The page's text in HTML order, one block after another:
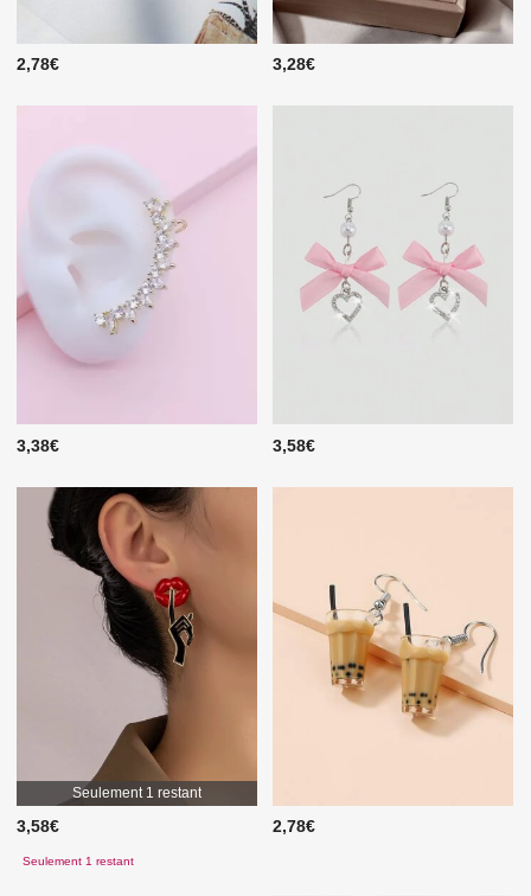
2,78€ 3,28€
3,38€ 3,58€
Seulement 1 restant
3,58€
Seulement 1 restant
2,78€